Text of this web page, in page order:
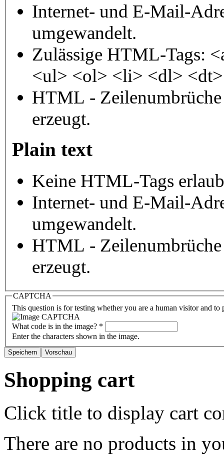
Internet- und E-Mail-
umgewandelt.
Zulässige HTML-Tags:
<ul> <ol> <li> <dl>
HTML - Zeilenumbrüche
erzeugt.
Plain text
Keine HTML-Tags
Internet- und E-Mail-
umgewandelt.
HTML - Zeilenumbrüche
erzeugt.
CAPTCHA
This question is for testing whether you are a human visitor and to
What code is in the image? *
Enter the characters shown in the image.
Shopping cart
Click title to display cart
There are no products in